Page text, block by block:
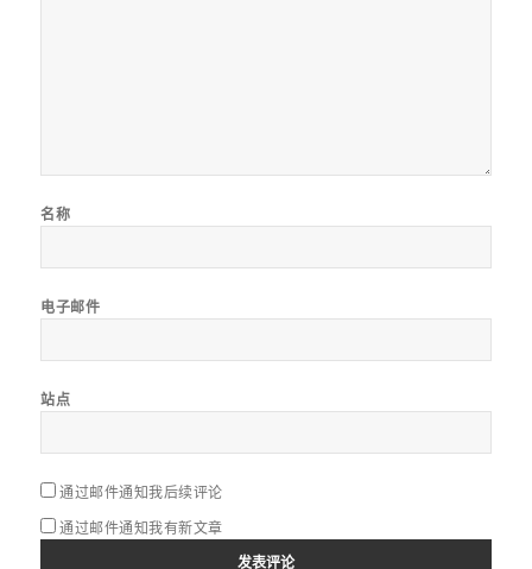
名称
电子邮件
站点
通过邮件通知我后续评论
通过邮件通知我有新文章